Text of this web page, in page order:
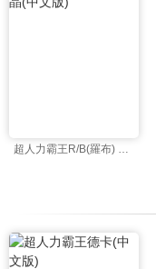
超人力霸王R/B(羅布) 選擇！羈絆的水晶